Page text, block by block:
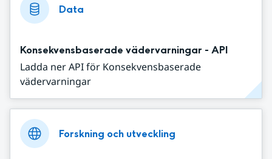
Data
Konsekvensbaserade vädervarningar - API
Ladda ner API för Konsekvensbaserade
vädervarningar
Forskning och utveckling